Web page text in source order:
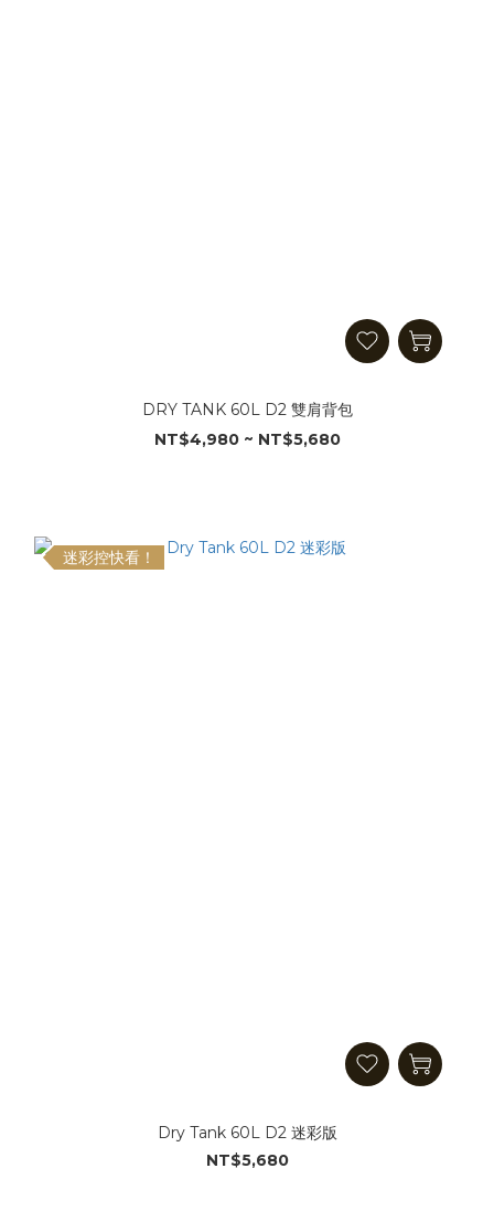
DRY TANK 60L D2 雙肩背包
NT$4,980 ~ NT$5,680
迷彩控快看！
Dry Tank 60L D2 迷彩版
NT$5,680